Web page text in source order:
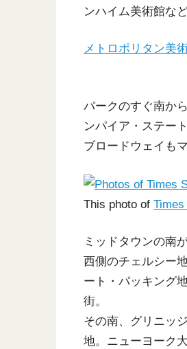
ンハイム美術館な
メトロポリタン美
パークのすぐ南か
ンパイア・ステー
ブロードウェイも
This photo of Times
ミッドタウンの南
西側のチェルシー
ート・パッキング
街。
その南、グリニッ
地。ニューヨーク